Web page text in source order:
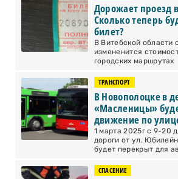
Дорожает проезд
Сколько теперь
билет?
В Витебской области
измененится
городских маршрутах
ТРАНСПОРТ
В Новополоцке в
«Масленицы»
движение по
1 марта 2025г с 9-20
дороги от ул.
будет перекрыт для
СПАСЕНИЕ